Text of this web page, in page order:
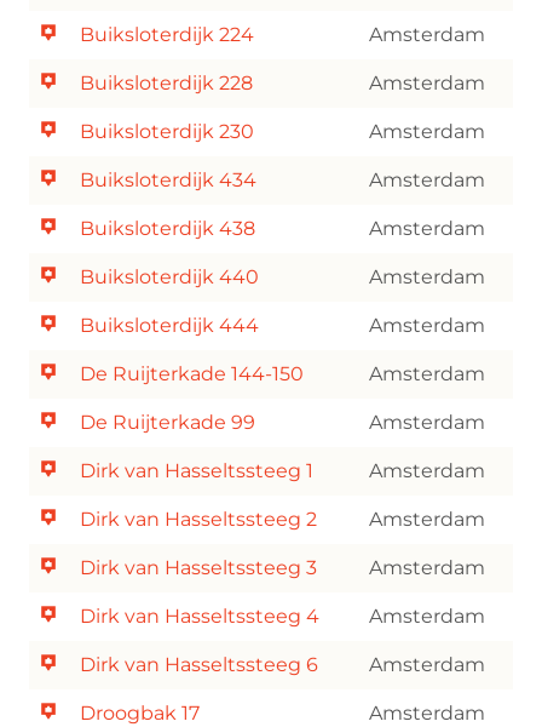
Buiksloterdijk 224 Amsterdam
Buiksloterdijk 228 Amsterdam
Buiksloterdijk 230 Amsterdam
Buiksloterdijk 434 Amsterdam
Buiksloterdijk 438 Amsterdam
Buiksloterdijk 440 Amsterdam
Buiksloterdijk 444 Amsterdam
De Ruijterkade 144-150 Amsterdam
De Ruijterkade 99 Amsterdam
Dirk van Hasseltssteeg 1 Amsterdam
Dirk van Hasseltssteeg 2 Amsterdam
Dirk van Hasseltssteeg 3 Amsterdam
Dirk van Hasseltssteeg 4 Amsterdam
Dirk van Hasseltssteeg 6 Amsterdam
Droogbak 17 Amsterdam